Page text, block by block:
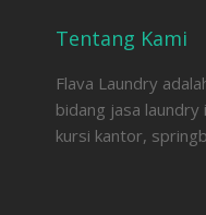
Tentang Kami
Flava Laundry
bidang jasa
kursi kantor,